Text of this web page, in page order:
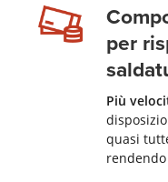
per
Più
quasi